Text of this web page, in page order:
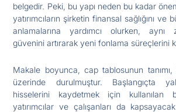
belgedir. Peki, bu yapı neden bu kadar
yatırımcıların şirketin finansal sağlığını
anlamalarına yardımcı olurken, aynı
güvenini artırarak yeni fonlama süreçlerini
Makale boyunca, cap tablosunun
üzerinde durulmuştur. Başlangıçta
hisselerini kaydetmek için kullanılan
yatırımcılar ve çalışanları da